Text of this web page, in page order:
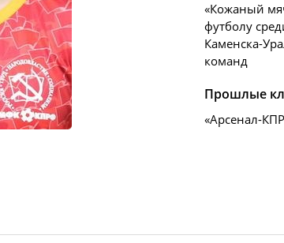
«Кожаный
футболу
Каменска-
команд
Прошлые
«Арсенал-